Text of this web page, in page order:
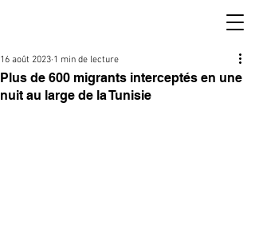
Plus de 600 migrants interceptés en une
nuit au large de la Tunisie
16 août 2023 1 min de lecture